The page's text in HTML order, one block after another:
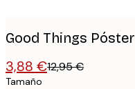
Good Things Póster
3,88 €12,95 €
Tamaño